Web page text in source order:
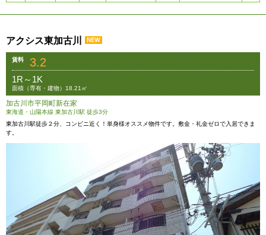
アクシス東加古川
賃料 3.2
1R～1K
面積（専有・建物）18.21㎡
加古川市平岡町新在家
東海道・山陽本線 東加古川駅 徒歩3分
東加古川駅徒歩２分、コンビニ近く！単身様オススメ物件です。敷金・礼金ゼロで入居できま
す。